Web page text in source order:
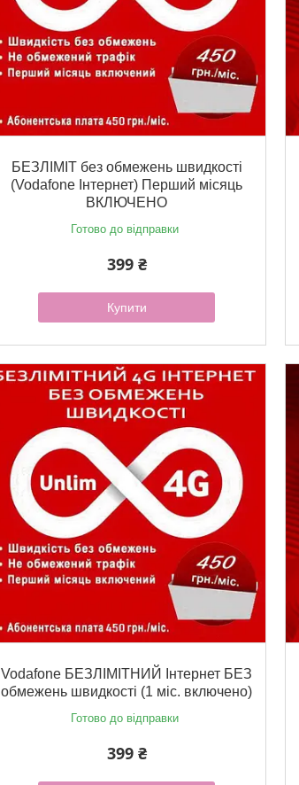
БЕЗЛІМІТ без обмежень швидкості
(Vodafone Інтернет) Перший місяць
ВКЛЮЧЕНО
Готово до відправки
399 ₴
Купити
Vodafone БЕЗЛІМІТНИЙ Інтернет БЕЗ
обмежень швидкості (1 міс. включено)
Готово до відправки
399 ₴